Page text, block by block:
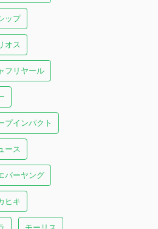
ップ
オス
フリヤール
プインパクト
ース
バーヤング
ヒキ